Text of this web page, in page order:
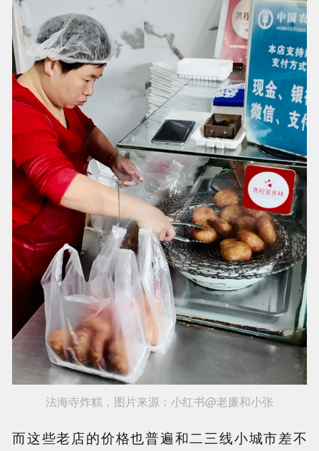
法海寺炸糕，图片来源：小红书@老廉和小张
而这些老店的价格也普遍和二三线小城市差不